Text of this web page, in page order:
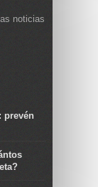
noticias
prevén